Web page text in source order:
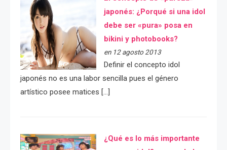
japonés: ¿Porqué si una idol
debe ser «pura» posa en
bikini y photobooks?
en 12 agosto 2013
Definir el concepto idol
japonés no es una labor sencilla pues el género
artístico posee matices […]
¿Qué es lo más importante